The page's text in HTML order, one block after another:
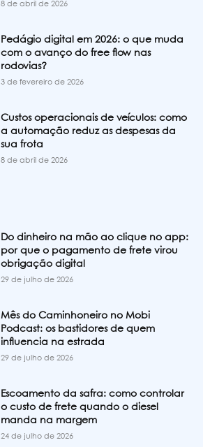
8 de abril de 2026
Pedágio digital em 2026: o que muda
com o avanço do free flow nas
rodovias?
3 de fevereiro de 2026
Custos operacionais de veículos: como
a automação reduz as despesas da
sua frota
8 de abril de 2026
Do dinheiro na mão ao clique no app:
por que o pagamento de frete virou
obrigação digital
29 de julho de 2026
Mês do Caminhoneiro no Mobi
Podcast: os bastidores de quem
influencia na estrada
29 de julho de 2026
Escoamento da safra: como controlar
o custo de frete quando o diesel
manda na margem
24 de julho de 2026